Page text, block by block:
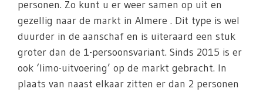
personen. Zo kunt u er weer samen op uit en
gezellig naar de markt in Almere . Dit type is wel
duurder in de aanschaf en is uiteraard een stuk
groter dan de 1-persoonsvariant. Sinds 2015 is er
ook ‘limo-uitvoering’ op de markt gebracht. In
plaats van naast elkaar zitten er dan 2 personen